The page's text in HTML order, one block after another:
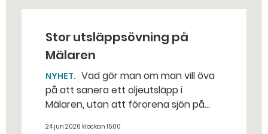
Stor utsläppsövning på
Mälaren
NYHET
på att sanera ett oljeutsläpp i
Mälaren, utan att förorena sjön på
24 jun 2026 klockan 15:00